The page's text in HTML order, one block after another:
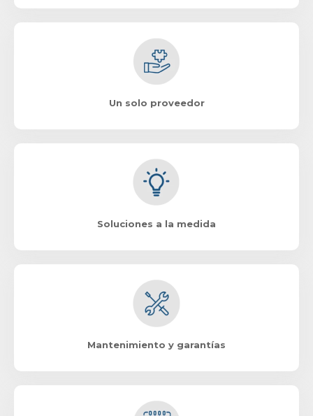
Un solo proveedor
Soluciones a la medida
Mantenimiento y garantías